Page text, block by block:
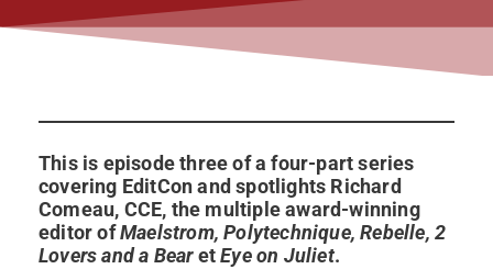
This is episode three of a four-part series
covering EditCon and spotlights Richard
Comeau, CCE, the multiple award-winning
editor ofMaelstrom, Polytechnique, Rebelle, 2
Lovers and a BearetEye on Juliet.